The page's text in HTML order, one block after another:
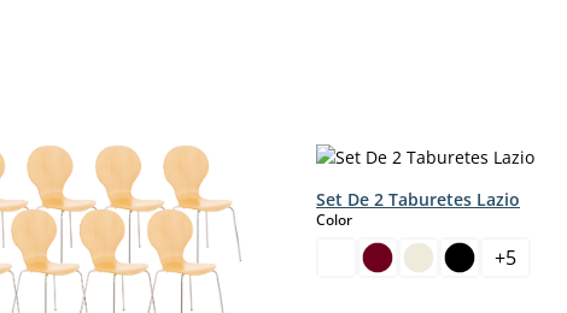
Set De 2 Taburetes Lazio
Colorselect
+5